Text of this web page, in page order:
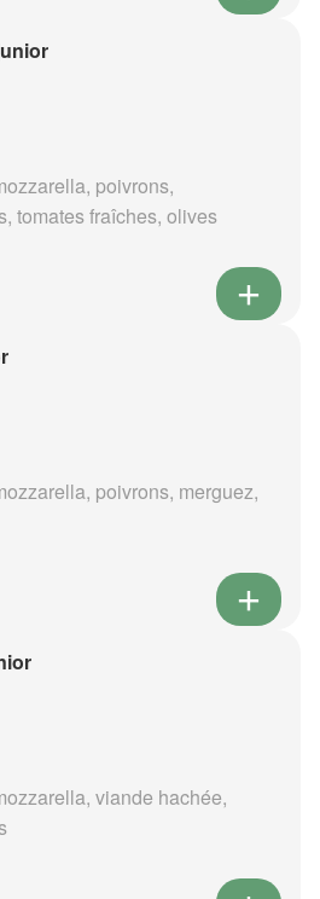
poivrons,
tomates fraîches, olives
poivrons, merguez,
viande hachée,